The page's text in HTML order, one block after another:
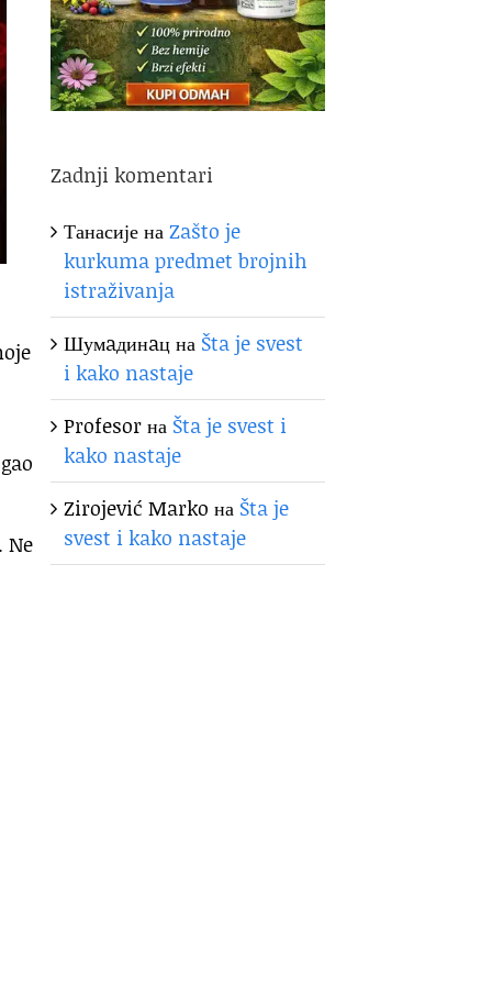
Ne
Zadnji komentari
ТанасијенаZašto je
kurkuma predmet brojnih
istraživanja
Шумaдинaцна Šta je svest
i kako nastaje
Profesorна Šta je svest i
kako nastaje
Zirojević Marko на Šta je
svest i kako nastaje